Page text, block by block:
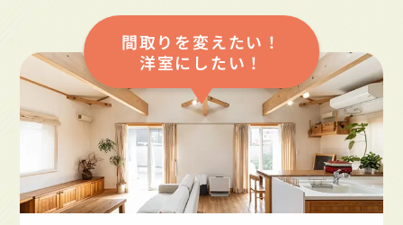
間取りを変えたい！
洋室にしたい！